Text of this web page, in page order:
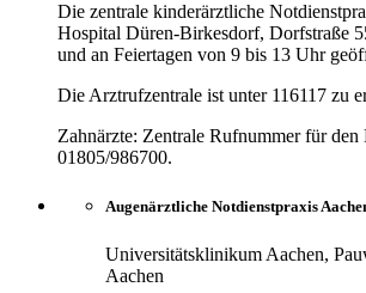
Die zentrale kinderärztliche
Hospital Düren-Birkesdorf, Dorfstraße
und an Feiertagen von 9 bis 13 Uhr
Die Arztrufzentrale ist unter 116117 zu
Zahnärzte: Zentrale Rufnummer für den
01805/986700.
Augenärztliche Notdienstpraxis
Universitätsklinikum Aachen,
Aachen